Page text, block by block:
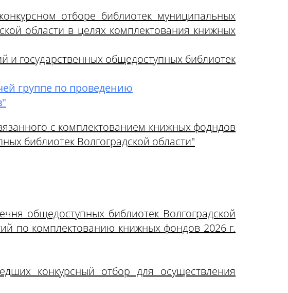
отборе библиотек муниципальных
области в целях комплектования книжных
и государственных общедоступных библиотек
группе по проведению
с комплектованием книжных фодндов
библиотек Волгоградской области"
общедоступных библиотек Волгоградской
по комплектованию книжных фондов 2026 г.
конкурсный отбор для осуществления